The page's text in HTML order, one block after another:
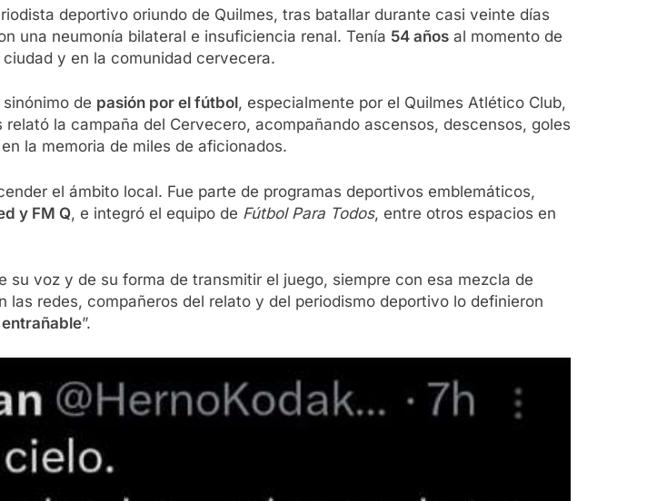
deportivo oriundo de Quilmes, tras batallar durante casi veinte días
una neumonía bilateral e insuficiencia renal. Tenía 54 años al momento de
y en la comunidad cervecera.
de pasión por el fútbol, especialmente por el Quilmes Atlético Club,
la campaña del Cervecero, acompañando ascensos, descensos, goles
la memoria de miles de aficionados.
el ámbito local. Fue parte de programas deportivos emblemáticos,
y FM Q, e integró el equipo de Fútbol Para Todos, entre otros espacios en
voz y de su forma de transmitir el juego, siempre con esa mezcla de
redes, compañeros del relato y del periodismo deportivo lo definieron
”.